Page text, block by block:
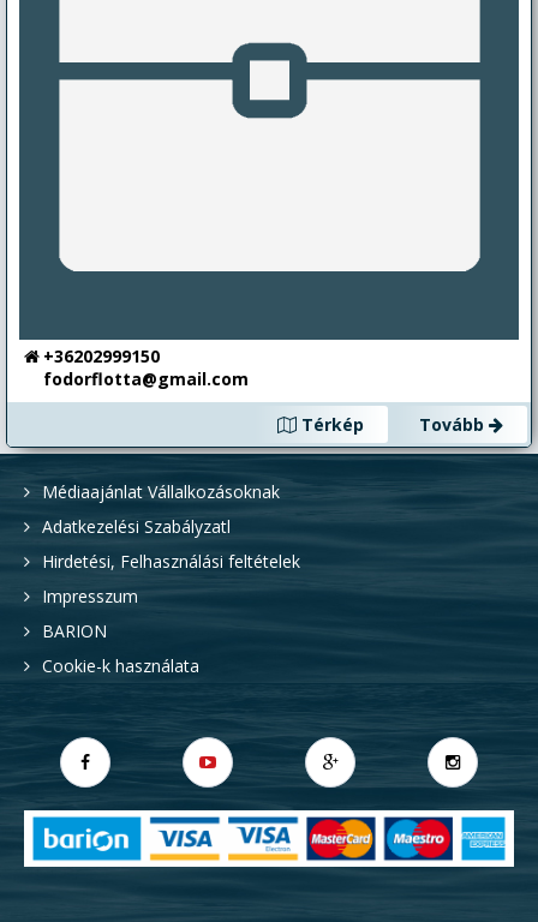
+36202999150
fodorflotta@gmail.com
Térkép
Tovább
Médiaajánlat Vállalkozásoknak
Adatkezelési Szabályzatl
Hirdetési, Felhasználási feltételek
Impresszum
BARION
Cookie-k használata